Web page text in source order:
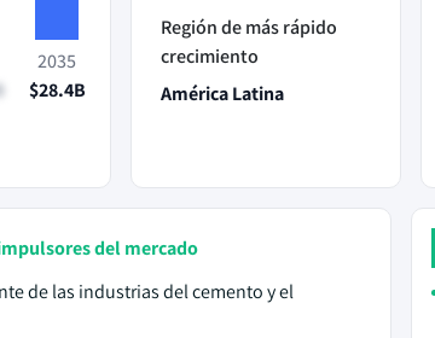
2035
$28.4B
Región de más rápido
crecimiento
América Latina
del mercado
de las industrias del cemento y el